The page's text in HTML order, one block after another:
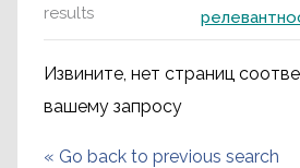
results
Извините, нет страниц
вашему запросу
« Go back to previous search